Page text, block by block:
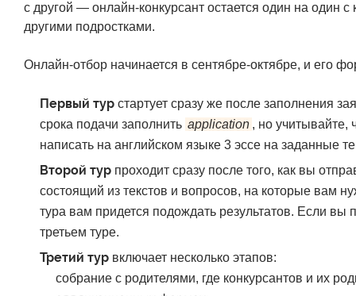
с другой — онлайн-конкурсант остается один на один
другими подростками.
Онлайн-отбор начинается в сентябре-октябре, и его
Первый тур стартует сразу же после заполнения
срока подачи заполнить application , но учитывайте,
написать на английском языке 3 эссе на заданные
Второй тур проходит сразу после того, как вы
состоящий из текстов и вопросов, на которые вам
тура вам придется подождать результатов. Если вы
третьем туре.
Третий тур включает несколько этапов:
собрание с родителями, где конкурсантов и их